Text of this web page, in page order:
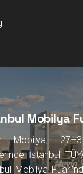
Mobilya
Mobilya,
İstanbul
Mobilya